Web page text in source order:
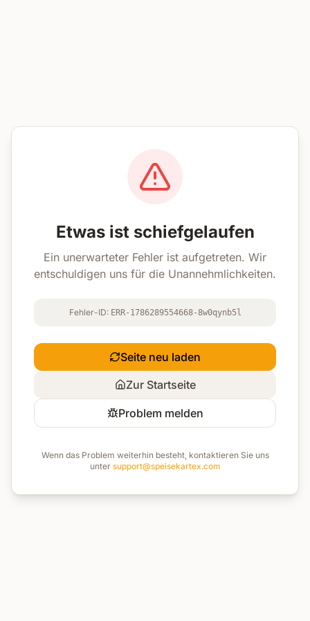
Etwas ist schiefgelaufen
Ein unerwarteter Fehler ist aufgetreten. Wir
entschuldigen uns für die Unannehmlichkeiten.
Fehler-ID: ERR-1786289554668-8w0qynb5l
Seite neu laden
Zur Startseite
Problem melden
Wenn das Problem weiterhin besteht, kontaktieren Sie uns
unter support@speisekartex.com